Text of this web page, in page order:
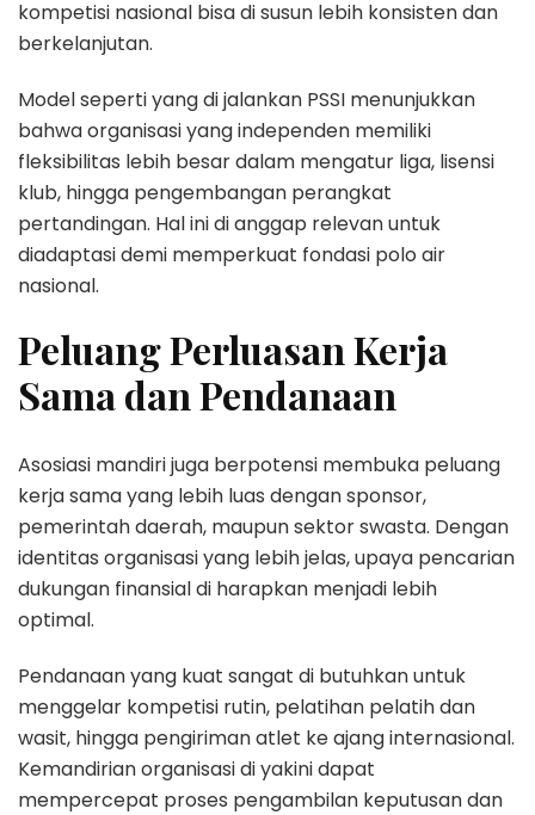
kompetisi nasional bisa di susun lebih konsisten dan
berkelanjutan.
Model seperti yang di jalankan PSSI menunjukkan
bahwa organisasi yang independen memiliki
fleksibilitas lebih besar dalam mengatur liga, lisensi
klub, hingga pengembangan perangkat
pertandingan. Hal ini di anggap relevan untuk
diadaptasi demi memperkuat fondasi polo air
nasional.
Peluang Perluasan Kerja
Sama dan Pendanaan
Asosiasi mandiri juga berpotensi membuka peluang
kerja sama yang lebih luas dengan sponsor,
pemerintah daerah, maupun sektor swasta. Dengan
identitas organisasi yang lebih jelas, upaya pencarian
dukungan finansial di harapkan menjadi lebih
optimal.
Pendanaan yang kuat sangat di butuhkan untuk
menggelar kompetisi rutin, pelatihan pelatih dan
wasit, hingga pengiriman atlet ke ajang internasional.
Kemandirian organisasi di yakini dapat
mempercepat proses pengambilan keputusan dan